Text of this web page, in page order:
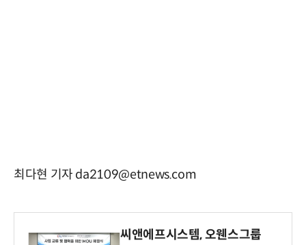
최다현 기자 da2109@etnews.com
씨앤에프시스템, 오웬스그룹